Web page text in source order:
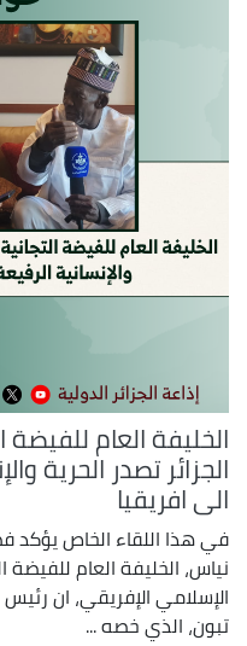
الخليفة العام
الجزائر تصدر الحرية
الى افريقيا
في هذا اللقاء الخاص يؤكد
نياس، الخليفة العام للفيضة
الإسلامي الإفريقي، ان
تبون، الذي خصه ...